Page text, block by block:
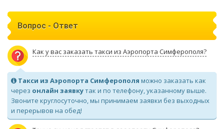
Вопрос - Ответ
Как у вас заказать такси из Аэропорта Симферополя?
Такси из Аэропорта Симферополя можно заказать как
через онлайн заявкутак и по телефону, указанному выше.
Звоните круглосуточно, мы принимаем заявки без выходных
и перерывов на обед!